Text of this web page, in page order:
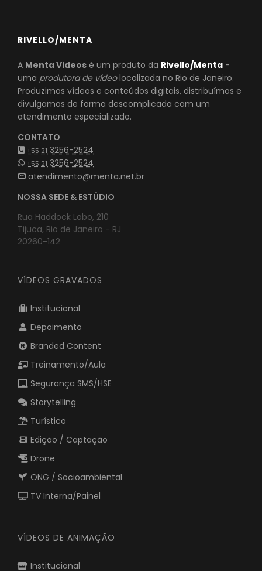
RIVELLO/MENTA
A Menta Videos é um produto da Rivello/Menta -
uma produtora de vídeolocalizada no Rio de Janeiro.
Produzimos vídeos e conteúdos digitais, distribuímos e
divulgamos de forma descomplicada com um
atendimento especializado.
CONTATO
+55 213256-2524
+55 213256-2524
atendimento@menta.net.br
NOSSA SEDE & ESTÚDIO
Rua Haddock Lobo, 210
Tijuca, Rio de Janeiro - RJ
20260-142
VÍDEOS GRAVADOS
Institucional
Depoimento
Branded Content
Treinamento/Aula
Segurança SMS/HSE
Storytelling
Turístico
Edição / Captação
Drone
ONG / Socioambiental
TV Interna/Painel
VÍDEOS DE ANIMAÇÃO
Institucional